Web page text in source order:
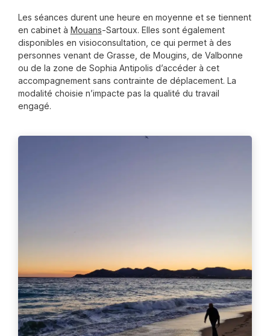
Les séances durent une heure en moyenne et se tiennent
en cabinet à Mouans-Sartoux. Elles sont également
disponibles en visioconsultation, ce qui permet à des
personnes venant de Grasse, de Mougins, de Valbonne
ou de la zone de Sophia Antipolis d’accéder à cet
accompagnement sans contrainte de déplacement. La
modalité choisie n’impacte pas la qualité du travail
engagé.